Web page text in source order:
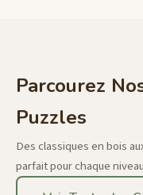
Parcourez
Puzzles
Des classiques en bois
parfait pour chaque